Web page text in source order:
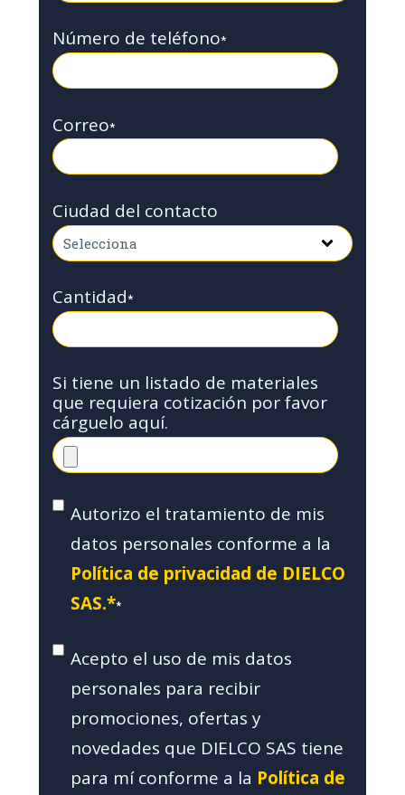
Número de teléfono*
Correo*
Ciudad del contacto
Cantidad*
Si tiene un listado de materiales
que requiera cotización por favor
cárguelo aquí.
Autorizo el tratamiento de mis
datos personales conforme a la
Política de privacidad de DIELCO
SAS.**
Acepto el uso de mis datos
personales para recibir
promociones, ofertas y
novedades que DIELCO SAS tiene
para mí conforme a la Política de